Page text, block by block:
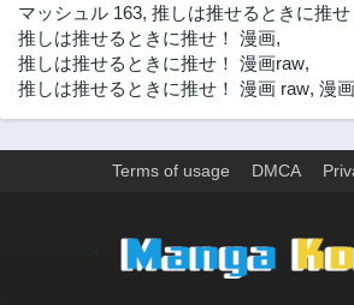
2年前 2年前
マッシュル 163, 推しは推せるときに推
推しは推せるときに推せ！ 漫画,
推しは推せるときに推せ！ 漫画raw,
推しは推せるときに推せ！ 漫画 raw, 漫
Terms of usage DMCA